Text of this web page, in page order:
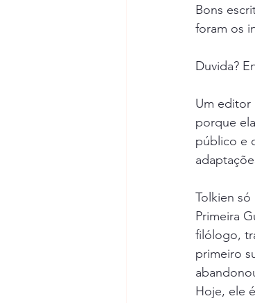
Bons
foram os
Duvida?
Um editor
porque
público e
Tolkien
Primeira
filólogo,
primeiro
Hoje, ele